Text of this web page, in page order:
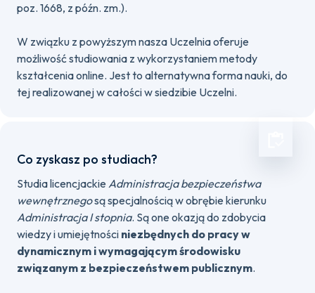
poz. 1668, z późn. zm.).
W związku z powyższym nasza Uczelnia oferuje
możliwość studiowania z wykorzystaniem metody
kształcenia online. Jest to alternatywna forma nauki, do
tej realizowanej w całości w siedzibie Uczelni.
Co zyskasz po studiach?
Studia licencjackie Administracja bezpieczeństwa
wewnętrznegosą specjalnością w obrębie kierunku
Administracja I stopnia. Są one okazją do zdobycia
wiedzy i umiejętności niezbędnych do pracy w
dynamicznym i wymagającym środowisku
związanym z bezpieczeństwem publicznym.